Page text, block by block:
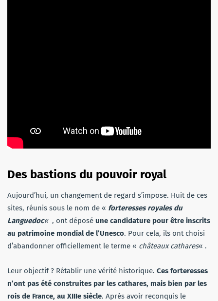
Des bastions du pouvoir royal
Aujourd’hui, un changement de regard s’impose. Huit de ces
sites, réunis sous le nom de « forteresses royales du
Languedoc« , ont déposé une candidature pour être inscrits
au patrimoine mondial de l’Unesco. Pour cela, ils ont choisi
d’abandonner officiellement le terme « châteaux cathares« .
Leur objectif ? Rétablir une vérité historique. Ces forteresses
n’ont pas été construites par les cathares, mais bien par les
rois de France, au XIIIe siècle. Après avoir reconquis le